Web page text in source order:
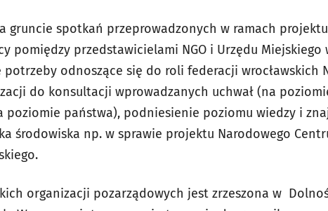
gruncie spotkań przeprowadzonych w ramach projektu
pomiędzy przedstawicielami NGO i Urzędu Miejskiego
odnoszące się do roli federacji wrocławskich
do konsultacji wprowadzanych uchwał (na
poziomie państwa), podniesienie poziomu wiedzy i
środowiska np. w sprawie projektu Narodowego
organizacji pozarządowych jest zrzeszona w